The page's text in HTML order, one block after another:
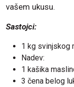
vašem ukusu.
Sastojci:
1 kg svinjskog
Nadev:
1 kašika
3 čena belog